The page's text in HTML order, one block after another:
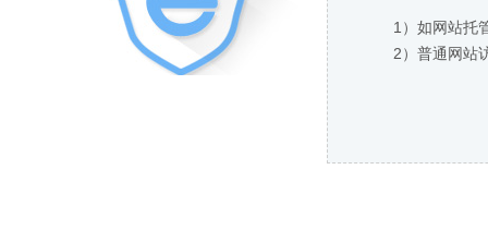
1）如网站托
2）普通网站